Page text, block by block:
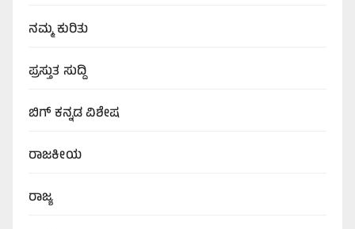
ನಮ್ಮ ಕುರಿತು
ಪ್ರಸ್ತುತ ಸುದ್ದಿ
ಬಿಗ್‌ ಕನ್ನಡ ವಿಶೇಷ
ರಾಜಕೀಯ
ರಾಜ್ಯ